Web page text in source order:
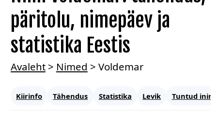
päritolu, nimepäev ja
statistika Eestis
Avaleht> Nimed > Voldemar
Kiirinfo Tähendus Statistika Levik Tuntud